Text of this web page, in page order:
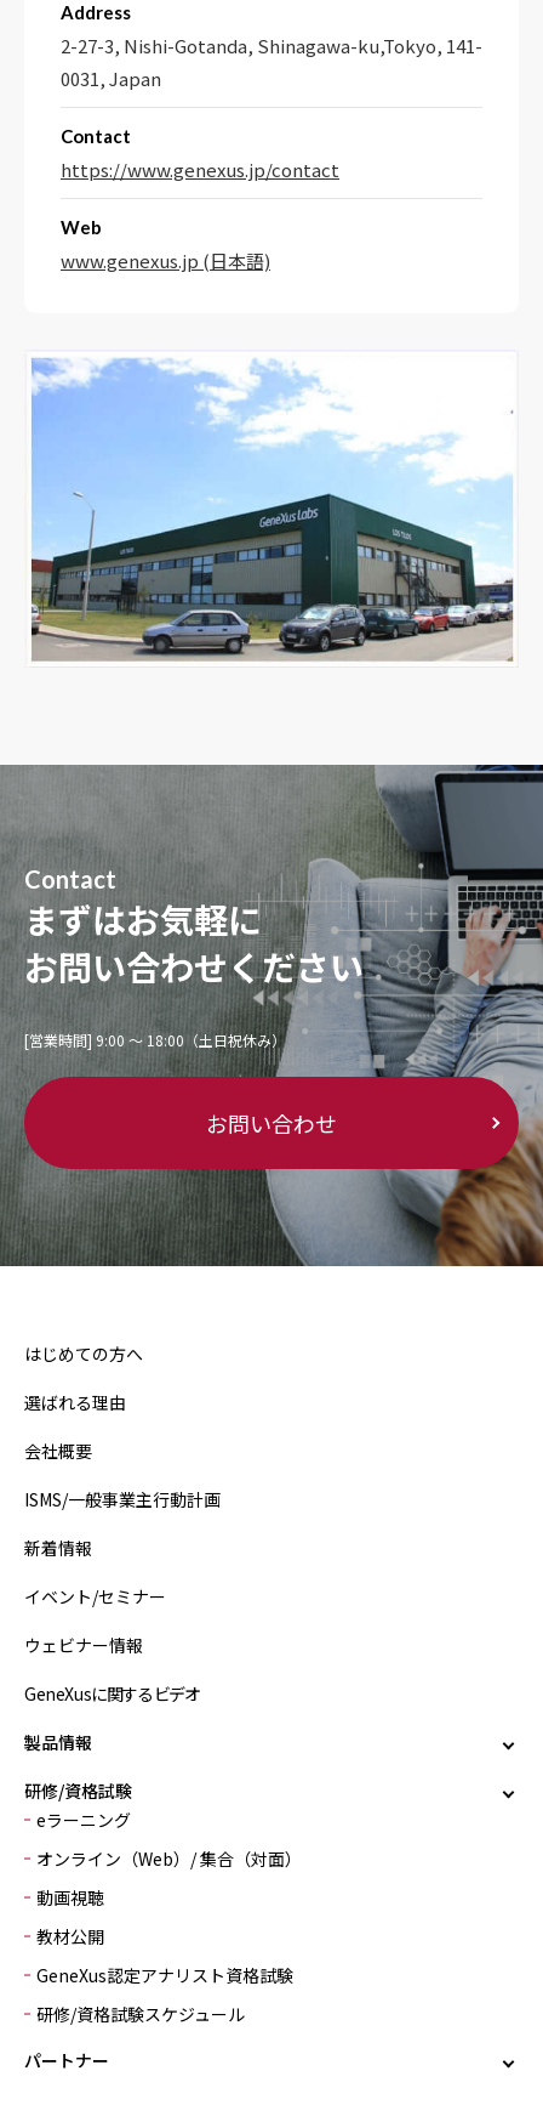
Address
2-27-3, Nishi-Gotanda, Shinagawa-ku,Tokyo, 141-
0031, Japan
Contact
https://www.genexus.jp/contact
Web
www.genexus.jp (日本語)
Contact
まずはお気軽に
お問い合わせください
[営業時間] 9:00 〜 18:00（土日祝休み）
お問い合わせ
はじめての方へ
選ばれる理由
会社概要
ISMS/一般事業主行動計画
新着情報
イベント/セミナー
ウェビナー情報
GeneXusに関するビデオ
製品情報
研修/資格試験
eラーニング
オンライン（Web）/ 集合（対面）
動画視聴
教材公開
GeneXus認定アナリスト資格試験
研修/資格試験スケジュール
パートナー